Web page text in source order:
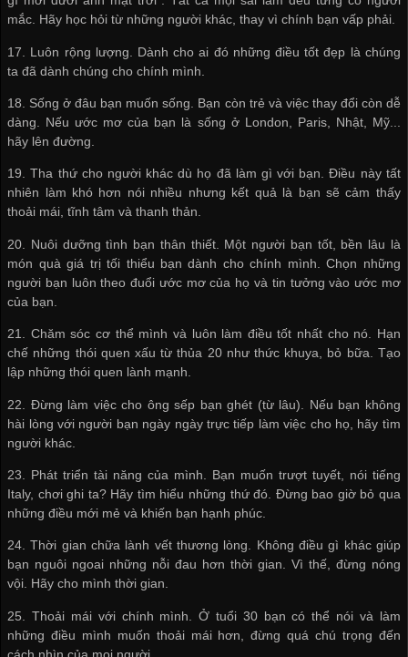
mắc. Hãy học hỏi từ những người khác, thay vì chính bạn vấp phải.
17. Luôn rộng lượng. Dành cho ai đó những điều tốt đẹp là chúng
ta đã dành chúng cho chính mình.
18. Sống ở đâu bạn muốn sống. Bạn còn trẻ và việc thay đổi còn dễ
dàng. Nếu ước mơ của bạn là sống ở London, Paris, Nhật, Mỹ...
hãy lên đường.
19. Tha thứ cho người khác dù họ đã làm gì với bạn. Điều này tất
nhiên làm khó hơn nói nhiều nhưng kết quả là bạn sẽ cảm thấy
thoải mái, tĩnh tâm và thanh thản.
20. Nuôi dưỡng tình bạn thân thiết. Một người bạn tốt, bền lâu là
món quà giá trị tối thiểu bạn dành cho chính mình. Chọn những
người bạn luôn theo đuổi ước mơ của họ và tin tưởng vào ước mơ
của bạn.
21. Chăm sóc cơ thể mình và luôn làm điều tốt nhất cho nó. Hạn
chế những thói quen xấu từ thủa 20 như thức khuya, bỏ bữa. Tạo
lập những thói quen lành mạnh.
22. Đừng làm việc cho ông sếp bạn ghét (từ lâu). Nếu bạn không
hài lòng với người bạn ngày ngày trực tiếp làm việc cho họ, hãy tìm
người khác.
23. Phát triển tài năng của mình. Bạn muốn trượt tuyết, nói tiếng
Italy, chơi ghi ta? Hãy tìm hiểu những thứ đó. Đừng bao giờ bỏ qua
những điều mới mẻ và khiến bạn hạnh phúc.
24. Thời gian chữa lành vết thương lòng. Không điều gì khác giúp
bạn nguôi ngoai những nỗi đau hơn thời gian. Vì thế, đừng nóng
vội. Hãy cho mình thời gian.
25. Thoải mái với chính mình. Ở tuổi 30 bạn có thể nói và làm
những điều mình muốn thoải mái hơn, đừng quá chú trọng đến
cách nhìn của mọi người.